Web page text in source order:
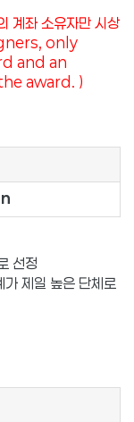
계좌 소유자만 시상
only
and an
award.
)
선정
제일 높은 단체로